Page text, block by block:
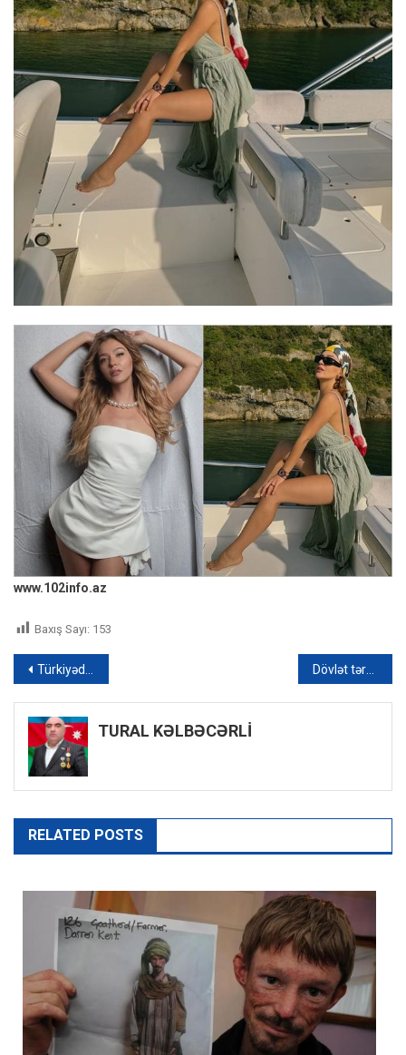
www.102info.az
Baxış Sayı: 153
Yazı
naviqasiyası
Türkiyədə çiçəyi dərməklə bağlı qadağa: Yüksək məbləğdə cərimə ödəyəcəklər – FOTO Dövlət tərəfindən təyin edilən pulsuz dərmanları ala bilmirik – ŞİKAYƏT + VİDEO
TURAL KƏLBƏCƏRLİ
RELATED POSTS